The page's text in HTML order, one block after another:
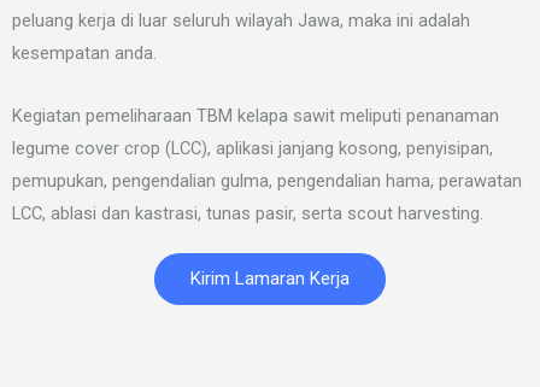
peluang kerja di luar seluruh wilayah Jawa, maka ini adalah
kesempatan anda.
Kegiatan pemeliharaan TBM kelapa sawit meliputi penanaman
legume cover crop (LCC), aplikasi janjang kosong, penyisipan,
pemupukan, pengendalian gulma, pengendalian hama, perawatan
LCC, ablasi dan kastrasi, tunas pasir, serta scout harvesting.
Kirim Lamaran Kerja